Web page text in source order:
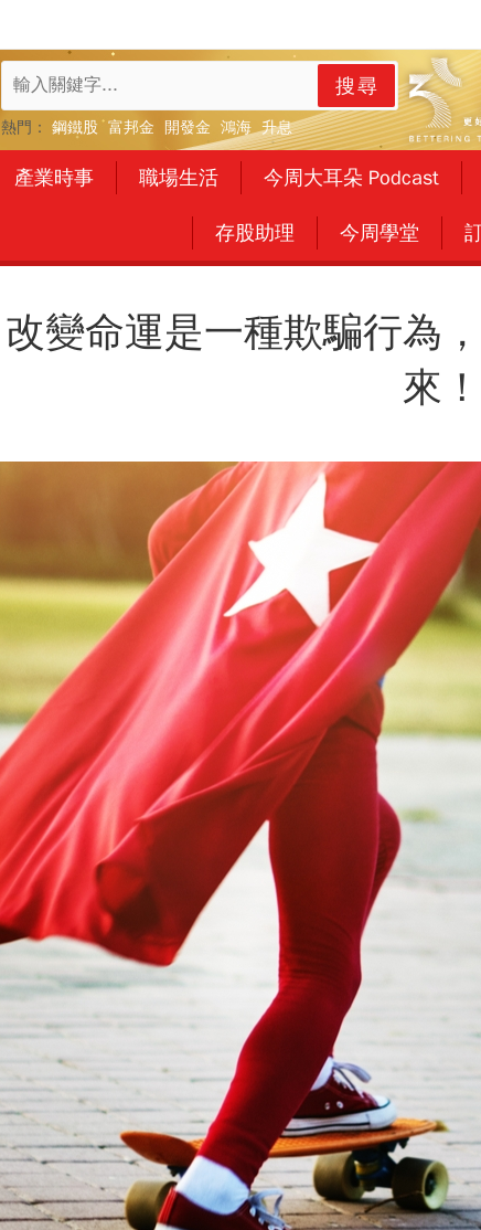
搜尋
熱門： 鋼鐵股 富邦金 開發金 鴻海 升息
產業時事 職場生活 今周大耳朵 Podcast
存股助理 今周學堂
改變命運是一種欺騙行為
來！